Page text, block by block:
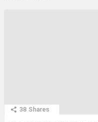
38 Shares